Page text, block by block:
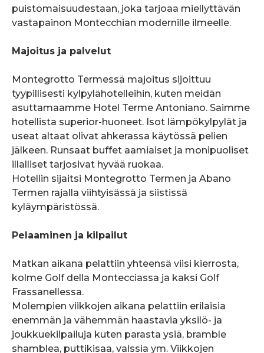
puistomaisuudestaan, joka tarjoaa miellyttävän
vastapainon Montecchian modernille ilmeelle.
Majoitus ja palvelut
Montegrotto Termessä majoitus sijoittuu
tyypillisesti kylpylähotelleihin, kuten meidän
asuttamaamme Hotel Terme Antoniano. Saimme
hotellista superior-huoneet. Isot lämpökylpylät ja
useat altaat olivat ahkerassa käytössä pelien
jälkeen. Runsaat buffet aamiaiset ja monipuoliset
illalliset tarjosivat hyvää ruokaa.
Hotellin sijaitsi Montegrotto Termen ja Abano
Termen rajalla viihtyisässä ja siistissä
kyläympäristössä.
Pelaaminen ja kilpailut
Matkan aikana pelattiin yhteensä viisi kierrosta,
kolme Golf della Montecciassa ja kaksi Golf
Frassanellessa.
Molempien viikkojen aikana pelattiin erilaisia
enemmän ja vähemmän haastavia yksilö- ja
joukkuekilpailuja kuten parasta ysiä, bramble
shamblea, puttikisaa, valssia ym. Viikkojen